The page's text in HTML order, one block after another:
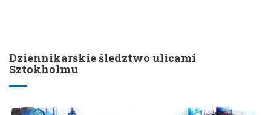
Dziennikarskie śledztwo ulicami
Sztokholmu